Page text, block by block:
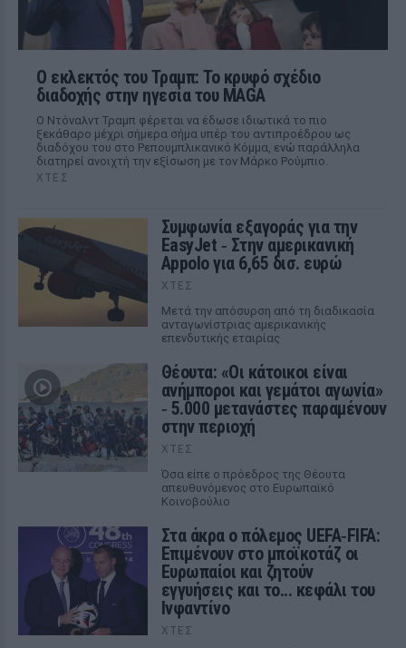
Ο εκλεκτός του Τραμπ: Το κρυφό σχέδιο
διαδοχής στην ηγεσία του MAGA
Ο Ντόναλντ Τραμπ φέρεται να έδωσε ιδιωτικά το πιο
ξεκάθαρο μέχρι σήμερα σήμα υπέρ του αντιπροέδρου ως
διαδόχου του στο Ρεπουμπλικανικό Κόμμα, ενώ παράλληλα
διατηρεί ανοιχτή την εξίσωση με τον Μάρκο Ρούμπιο.
ΧΤΕΣ
Συμφωνία εξαγοράς για την
EasyJet ‑ Στην αμερικανική
Appolo για 6,65 δισ. ευρώ
ΧΤΕΣ
Μετά την απόσυρση από τη διαδικασία
ανταγωνίστριας αμερικανικής
επενδυτικής εταιρίας
Θέουτα: «Οι κάτοικοι είναι
ανήμποροι και γεμάτοι αγωνία»
‑ 5.000 μετανάστες παραμένουν
στην περιοχή
ΧΤΕΣ
Όσα είπε ο πρόεδρος της Θέουτα
απευθυνόμενος στο Ευρωπαϊκό
Κοινοβούλιο
Στα άκρα ο πόλεμος UEFA‑FIFA:
Επιμένουν στο μποϊκοτάζ οι
Ευρωπαίοι και ζητούν
εγγυήσεις και το... κεφάλι του
Ινφαντίνο
ΧΤΕΣ